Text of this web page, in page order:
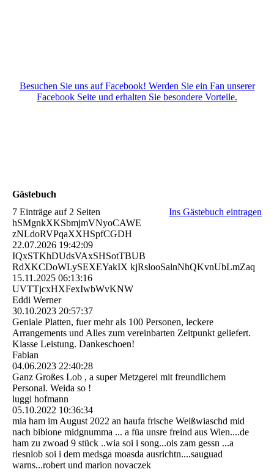
Besuchen Sie uns auf Facebook! Werden Sie ein Fan unserer
Facebook Seite und erhalten Sie besondere Vorteile.
Gästebuch
7 Einträge auf 2 Seiten
Ins Gästebuch eintragen
hSMgnkXKSbmjmVNyoCAWE
zNLdoRVPqaXXHSpfCGDH
22.07.2026 19:42:09
IQxSTKhDUdsVAxSHSotTBUB
RdXKCDoWLySEXEYakIX kjRslooSalnNhQKvnUbLmZaq
15.11.2025 06:13:16
UVTTjcxHXFexIwbWvKNW
Eddi Werner
30.10.2023 20:57:37
Geniale Platten, fuer mehr als 100 Personen, leckere
Arrangements und Alles zum vereinbarten Zeitpunkt geliefert.
Klasse Leistung. Dankeschoen!
Fabian
04.06.2023 22:40:28
Ganz Großes Lob , a super Metzgerei mit freundlichem
Personal. Weida so !
luggi hofmann
05.10.2022 10:36:34
mia ham im August 2022 an haufa frische Weißwiaschd mid
nach bibione midgnumma ... a füa unsre freind aus Wien....de
ham zu zwoad 9 stück ..wia soi i song...ois zam gessn ...a
riesnlob soi i dem medsga moasda ausrichtn....sauguad
warns...robert und marion novaczek